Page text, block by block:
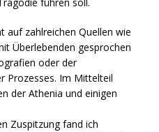
auf zahlreichen Quellen wie
Überlebenden gesprochen
oder der
Prozesses. Im Mittelteil
der Athenia und einigen
Zuspitzung fand ich